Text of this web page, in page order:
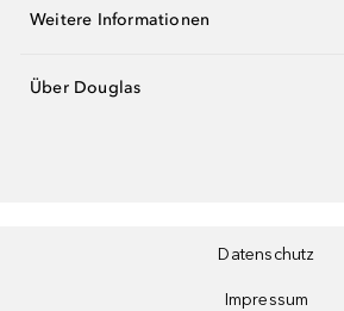
Weitere Informationen
Über Douglas
Datenschutz
Impressum